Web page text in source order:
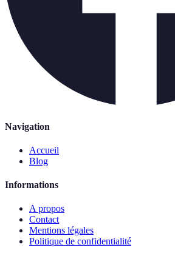
Navigation
Accueil
Blog
Informations
A propos
Contact
Mentions légales
Politique de confidentialité